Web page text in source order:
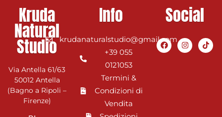
Kruda
Natural
Studio
Via Antella 61/63
50012 Antella
(Bagno a Ripoli –
Firenze)
Info
krudanaturalstudio@gmail.com
+39 055
0121053
Termini &
Condizioni di
Vendita
Social